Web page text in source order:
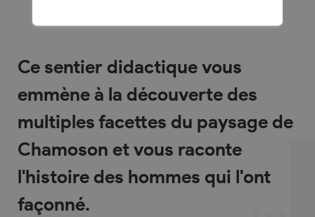
Ce sentier didactique vous
emmène à la découverte des
multiples facettes du paysage de
Chamoson et vous raconte
l'histoire des hommes qui l'ont
façonné.